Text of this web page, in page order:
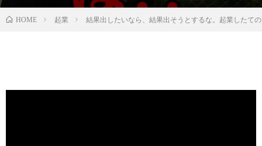
HOME 起業 結果出したいなら、結果出そうとするな。起業したて